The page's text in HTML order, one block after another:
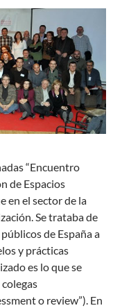
“Encuentro
de Espacios
en el sector de la
Se trataba de
de España a
y prácticas
es lo que se
o review”). En